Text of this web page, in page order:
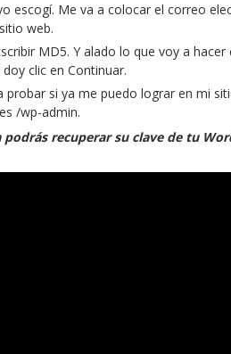
escogí. Me va a colocar el correo
web.
MD5. Y alado lo que voy a
clic en Continuar.
si ya me puedo lograr en mi
/wp-admin.
recuperar su clave de tu